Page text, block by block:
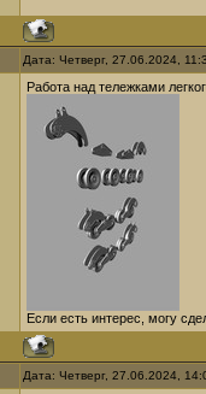
Дата: Четверг, 27.06.2024,
Работа над тележками
Если есть интерес, могу
Дата: Четверг, 27.06.2024,